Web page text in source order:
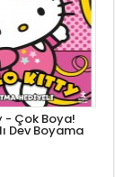
- Çok Boya!
Dev Boyama